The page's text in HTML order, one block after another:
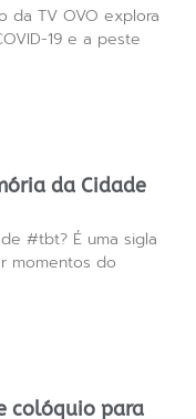
da TV OVO explora
19 e a peste
da Cidade
#tbt? É uma sigla
momentos do
colóquio para